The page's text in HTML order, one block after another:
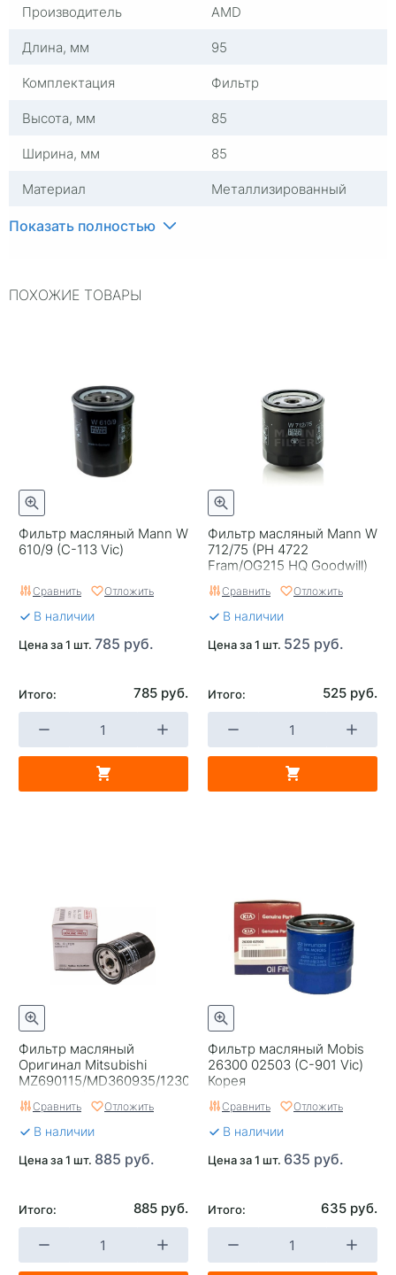
Производитель
AMD
Длина, мм
95
Комплектация
Фильтр
Высота, мм
85
Ширина, мм
85
Материал
Металлизированный
Цвет
Показать полностью
ПОХОЖИЕ ТОВАРЫ
Фильтр масляный Mann W
610/9 (C-113 Vic)
Сравнить Отложить
В наличии
Цена за 1 шт. 785 руб.
Итого: 785 руб.
Фильтр масляный Mann W
712/75 (PH 4722
Fram/OG215 HQ Goodwill)
Сравнить Отложить
В наличии
Цена за 1 шт. 525 руб.
Итого: 525 руб.
Фильтр масляный
Оригинал Mitsubishi
MZ690115/MD360935/1230A182
(C-415 Vic)
Сравнить Отложить
В наличии
Цена за 1 шт. 885 руб.
Итого: 885 руб.
Фильтр масляный Mobis
26300 02503 (C-901 Vic)
Корея
Сравнить Отложить
В наличии
Цена за 1 шт. 635 руб.
Итого: 635 руб.